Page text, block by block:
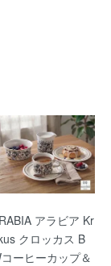
アラビア Kr
クロッカス B
ーヒーカップ＆